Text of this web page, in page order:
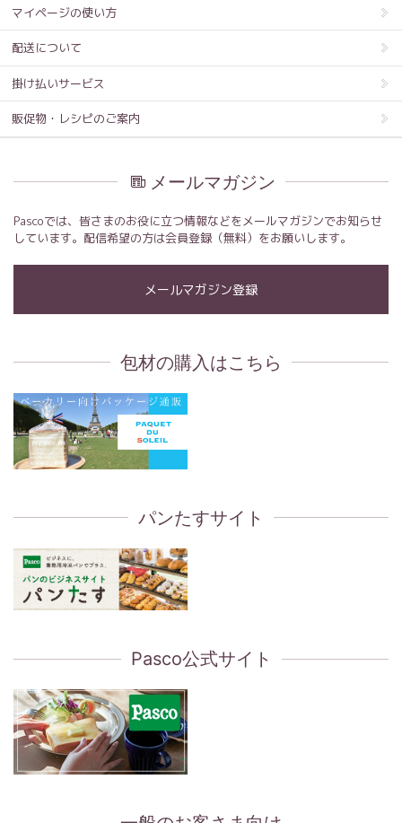
マイページの使い方
配送について
掛け払いサービス
販促物・レシピのご案内
メールマガジン
Pascoでは、皆さまのお役に立つ情報などをメールマガジンでお知らせ
しています。配信希望の方は会員登録（無料）をお願いします。
メールマガジン登録
包材の購入はこちら
パンたすサイト
Pasco公式サイト